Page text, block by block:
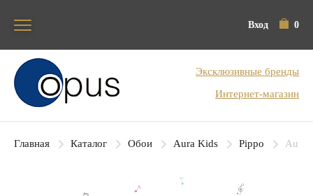
Вход 0
Блок поиска
Эксклюзивные бренды
Интернет-магазин
Главная Каталог Обои Aura Kids Pippo Aura